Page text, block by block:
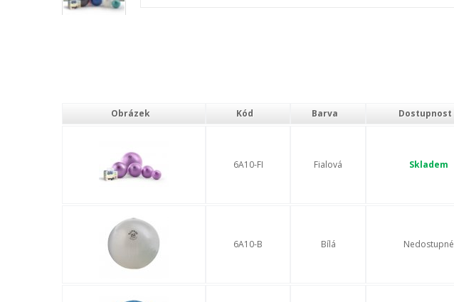
Obrázek Kód Barva Dostupnost
6A10-FI Fialová Skladem
6A10-B Bílá Nedostupné